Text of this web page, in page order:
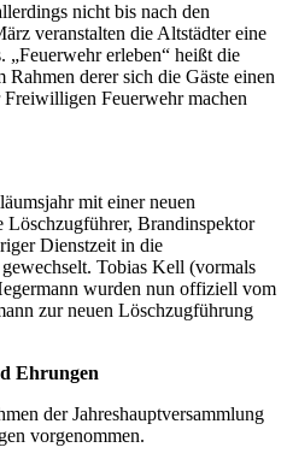
nicht bis nach den
veranstalten die Altstädter eine
„Feuerwehr erleben“ heißt die
derer sich die Gäste einen
Feuerwehr machen
mit einer neuen
Brandinspektor
Dienstzeit in die
Tobias Kell (vormals
wurden nun offiziell vom
zur neuen Löschzugführung
Ehrungen
der Jahreshauptversammlung
vorgenommen.